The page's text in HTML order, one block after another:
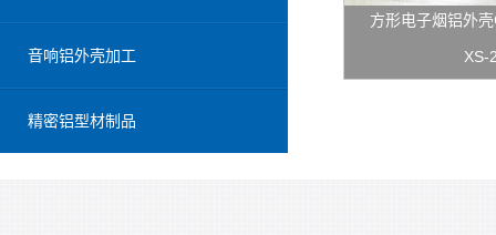
音响铝外壳加工
精密铝型材制品
方形电子烟铝外
XS-